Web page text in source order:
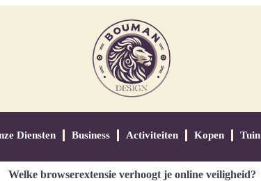
Diensten Business Activiteiten Kopen Tuin
Welke browserextensie verhoogt je online veiligheid?